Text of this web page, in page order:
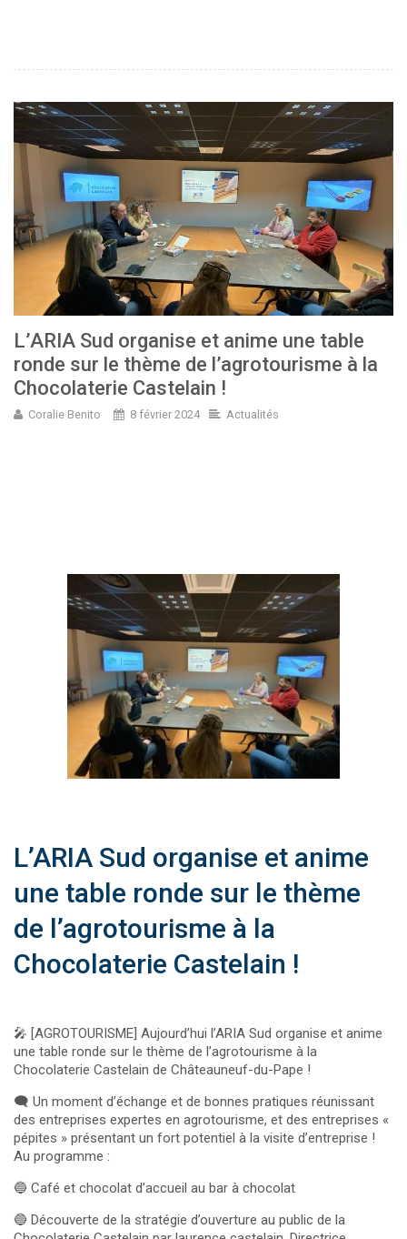
L’ARIA Sud organise et anime une table
ronde sur le thème de l’agrotourisme à la
Chocolaterie Castelain !
Coralie Benito 8 février 2024 Actualités
L’ARIA Sud organise et anime
une table ronde sur le thème
de l’agrotourisme à la
Chocolaterie Castelain !
🎤 [AGROTOURISME] Aujourd’hui l’ARIA Sud organise et anime
une table ronde sur le thème de l’agrotourisme à la
Chocolaterie Castelain de Châteauneuf-du-Pape !
🗨️ Un moment d’échange et de bonnes pratiques réunissant
des entreprises expertes en agrotourisme, et des entreprises «
pépites » présentant un fort potentiel à la visite d’entreprise !
Au programme :
🔵 Café et chocolat d’accueil au bar à chocolat
🔵 Découverte de la stratégie d’ouverture au public de la